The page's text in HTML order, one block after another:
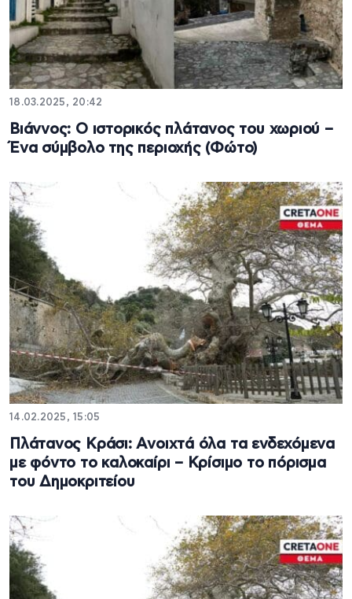
18.03.2025, 20:42
Βιάννος: Ο ιστορικός πλάτανος του χωριού –
Ένα σύμβολο της περιοχής (Φώτο)
14.02.2025, 15:05
Πλάτανος Κράσι: Ανοιχτά όλα τα ενδεχόμενα
με φόντο το καλοκαίρι – Κρίσιμο το πόρισμα
του Δημοκριτείου